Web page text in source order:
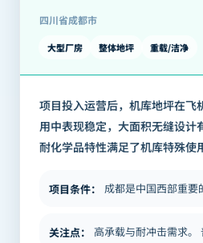
四川省成都市
大型厂房 整体地坪 重载/洁净
项目投入运营后，机库地坪在飞
用中表现稳定，大面积无缝设计
耐化学品特性满足了机库特殊使
航空维修机库场景的代表性工
项目条件：
关注点：